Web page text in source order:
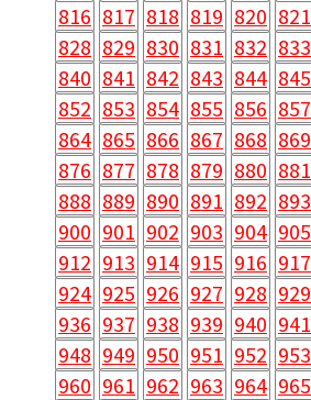
816 817 818 819 820 821
828 829 830 831 832 833
840 841 842 843 844 845
852 853 854 855 856 857
864 865 866 867 868 869
876 877 878 879 880 881
888 889 890 891 892 893
900 901 902 903 904 905
912 913 914 915 916 917
924 925 926 927 928 929
936 937 938 939 940 941
948 949 950 951 952 953
960 961 962 963 964 965